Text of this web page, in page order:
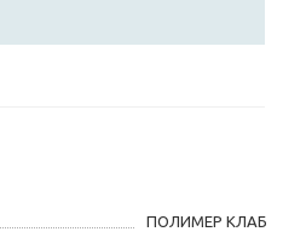
ПОЛИМЕР КЛАБ